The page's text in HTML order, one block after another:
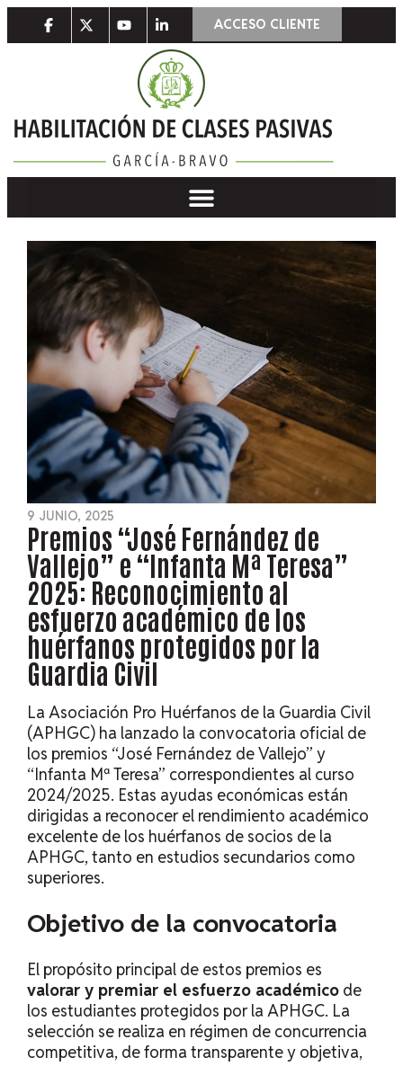
ACCESO CLIENTE
9 JUNIO, 2025
Premios “José Fernández de
Vallejo” e “Infanta Mª Teresa”
2025: Reconocimiento al
esfuerzo académico de los
huérfanos protegidos por la
Guardia Civil
La Asociación Pro Huérfanos de la Guardia Civil
(APHGC) ha lanzado la convocatoria oficial de
los premios “José Fernández de Vallejo” y
“Infanta Mª Teresa” correspondientes al curso
2024/2025. Estas ayudas económicas están
dirigidas a reconocer el rendimiento académico
excelente de los huérfanos de socios de la
APHGC, tanto en estudios secundarios como
superiores.
Objetivo de la convocatoria
El propósito principal de estos premios es
valorar y premiar el esfuerzo académicode
los estudiantes protegidos por la APHGC. La
selección se realiza en régimen de concurrencia
competitiva, de forma transparente y objetiva,